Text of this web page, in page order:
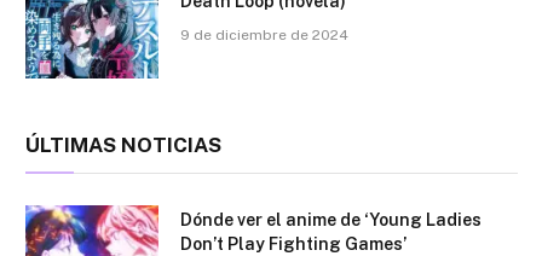
9 de diciembre de 2024
ÚLTIMAS NOTICIAS
Dónde ver el anime de ‘Young Ladies
Don’t Play Fighting Games’